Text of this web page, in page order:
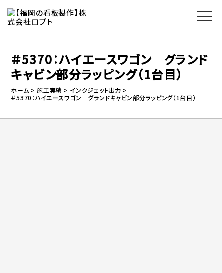
＃5370：ハイエースワゴン グランド
キャビン部分ラッピング（1台目）
ホーム 施工実績
インクジェット出力
＃5370：ハイエースワゴン グランドキャビン部分ラッピング（1台目）